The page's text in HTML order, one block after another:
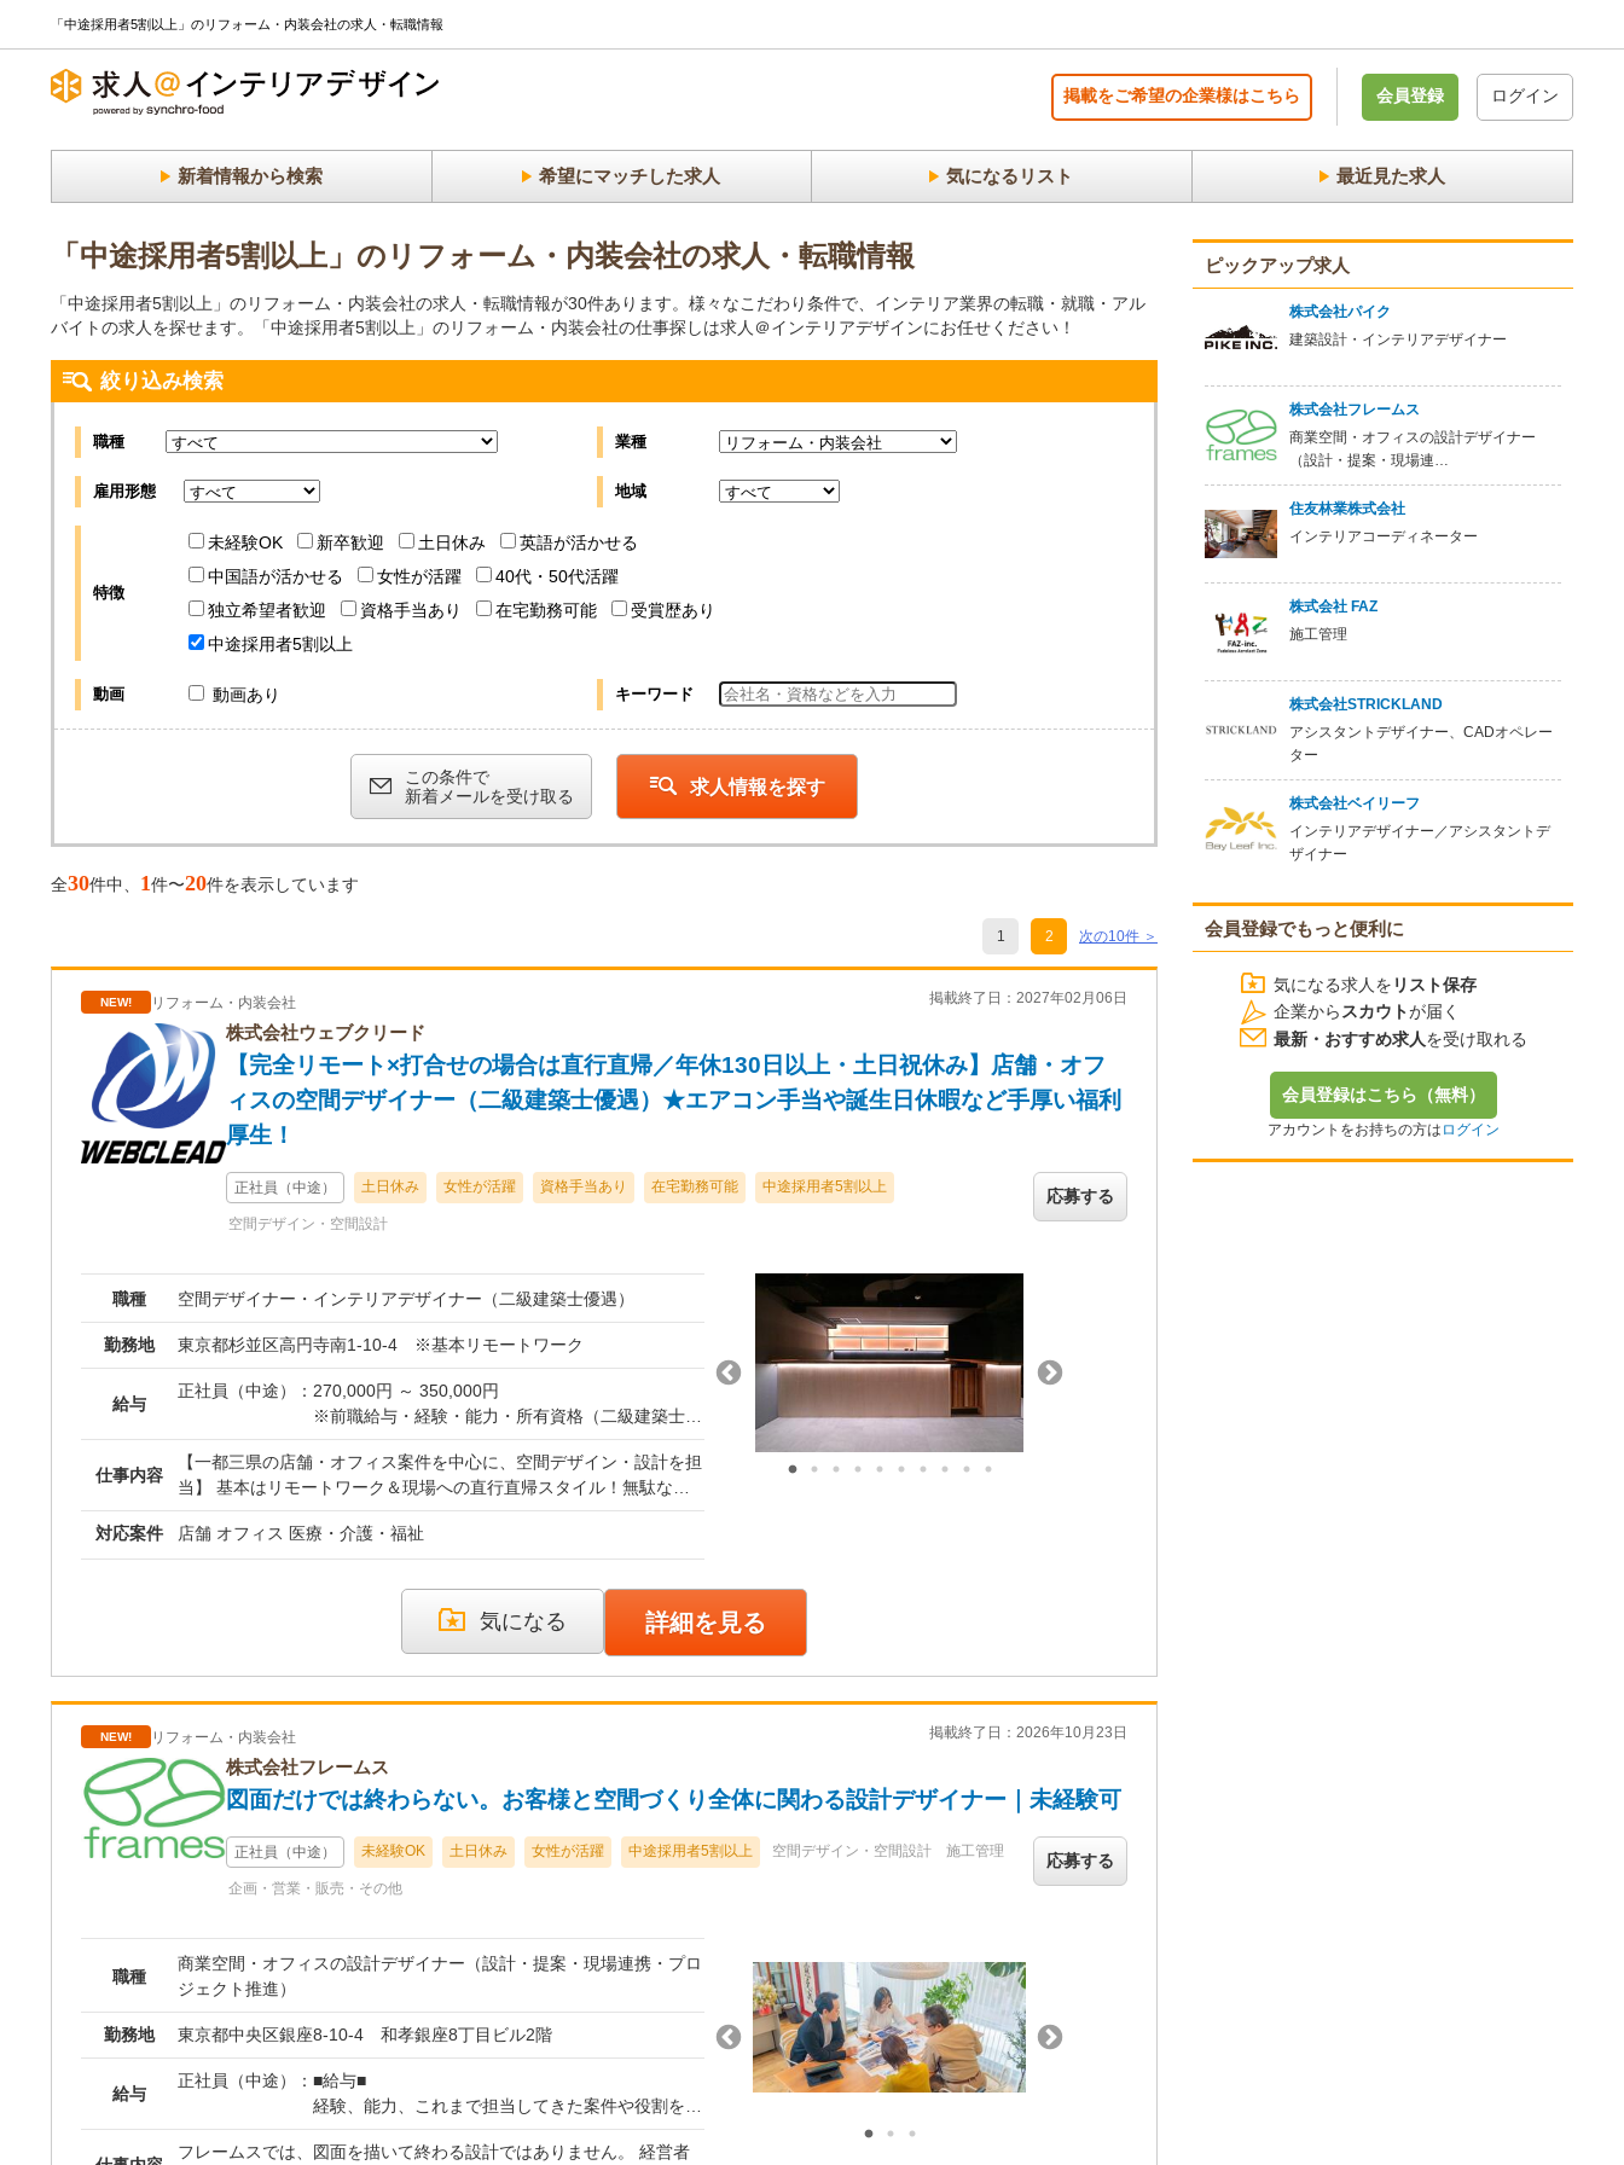
「中途採用者5割以上」のリフォーム・内装会社の求人・転職情報
掲載をご希望の企業様はこちら 会員登録 ログイン
新着情報から検索 希望にマッチした求人 気になるリスト 最近見た求人
「中途採用者5割以上」のリフォーム・内装会社の求人・転職情報
「中途採用者5割以上」のリフォーム・内装会社の求人・転職情報が30件あります。様々なこだわり条件で、インテリア業界の転職・就職・アル
バイトの求人を探せます。「中途採用者5割以上」のリフォーム・内装会社の仕事探しは求人＠インテリアデザインにお任せください！
絞り込み検索
職種 業種
雇用形態 地域
特徴
未経験OK 新卒歓迎 土日休み
英語が活かせる
中国語が活かせる
女性が活躍
40代・50代活躍
独立希望者歓迎
資格手当あり 在宅勤務可能
受賞歴あり
中途採用者5割以上
動画 動画あり キーワード
この条件で
新着メールを受け取る
求人情報を探す
全30件中、 1件〜20件を表示しています
1 2 次の10件 ＞
NEW! リフォーム・内装会社 掲載終了日：2027年02月06日
株式会社ウェブクリード
【完全リモート×打合せの場合は直行直帰／年休130日以上・土日祝休み】店舗・オフ
ィスの空間デザイナー（二級建築士優遇）★エアコン手当や誕生日休暇など手厚い福利
厚生！
正社員（中途） 土日休み 女性が活躍 資格手当あり 在宅勤務可能 中途採用者5割以上
空間デザイン・空間設計
応募する
職種 空間デザイナー・インテリアデザイナー（二級建築士優遇）
勤務地 東京都杉並区高円寺南1-10-4 ※基本リモートワーク
給与
正社員（中途）： 270,000円 ～ 350,000円
※前職給与・経験・能力・所有資格（二級建築士
等）を考慮の上、決定いたします。
※試用期間あり（6ヶ月／試用期間中の給与・待遇
に変更はありません）
昇給： あり
仕事内容
【一都三県の店舗・オフィス案件を中心に、空間デザイン・設計を担
当】 基本はリモートワーク＆現場への直行直帰スタイル！無駄な事
務所出社や形式的な会議は一切ありません。 お客様（店舗オーナー
様）とのヒアリングからコンセプト提案、図面作成、仕様選定、現場
での打合せ・立ち会いまでを幅広くお任せします。 《具体的な業務
の流れ》 打ち合わせ・ヒアリング： オーナー様の想いやご要望を丁
引き渡し ★当社の魅力・ポイント 多彩な案件に挑戦できる！ 飲食
店、美容室、サロン、クリニック、アパレルショップ、オフィスな
ど、案件のバリエーションが豊富です。 チームで助け合う環境！ 営
業、施工管理、デザイナー、職人のチームで動くため、1人で抱え込
む心配はありません。 オープン後もお客様と長く付き合える！ 当社
は内装だけでなくWeb制作や不動産仲介まで一括支援しているため、
引き渡して終わりではなく、お客様の繁盛を末永く応援できるやりが
対応案件 店舗 オフィス 医療・介護・福祉
気になる 詳細を見る
NEW! リフォーム・内装会社 掲載終了日：2026年10月23日
株式会社フレームス
図面だけでは終わらない。お客様と空間づくり全体に関わる設計デザイナー｜未経験可
正社員（中途） 未経験OK 土日休み 女性が活躍 中途採用者5割以上 空間デザイン・空間設計 施工管理
企画・営業・販売・その他
応募する
職種
商業空間・オフィスの設計デザイナー（設計・提案・現場連携・プロ
ジェクト推進）
勤務地 東京都中央区銀座8-10-4 和孝銀座8丁目ビル2階
給与
正社員（中途）： ■給与■
経験、能力、これまで担当してきた案件や役割を考
慮し、面接時にご相談のうえ決定します。
フレームスでは、図面を描いて終わる設計ではありません。 経営者
ピックアップ求人
株式会社パイク
建築設計・インテリアデザイナー
株式会社フレームス
商業空間・オフィスの設計デザイナー
（設計・提案・現場連…
住友林業株式会社
インテリアコーディネーター
株式会社 FAZ
施工管理
株式会社STRICKLAND
アシスタントデザイナー、CADオペレー
ター
株式会社ベイリーフ
インテリアデザイナー／アシスタントデ
ザイナー
会員登録でもっと便利に
気になる求人を リスト保存
企業から スカウトが届く
最新・おすすめ求人を受け取れる
会員登録はこちら（無料）
アカウントをお持ちの方は ログイン